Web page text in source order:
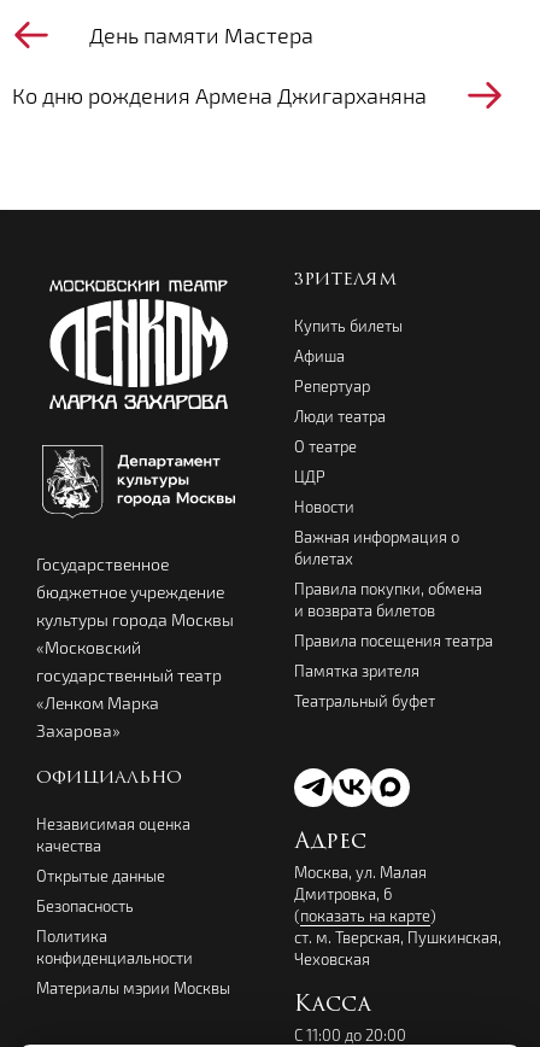
День памяти Мастера
Ко дню рождения Армена Джигарханяна
Государственное
бюджетное учреждение
культуры города Москвы
«Московский
государственный театр
«Ленком Марка
Захарова»
ЗРИТЕЛЯМ
Купить билеты
Афиша
Репертуар
Люди театра
О театре
ЦДР
Новости
Важная информация о
билетах
Правила покупки, обмена
и возврата билетов
Правила посещения театра
Памятка зрителя
Театральный буфет
ОФИЦИАЛЬНО
Независимая оценка
качества
Открытые данные
Безопасность
Политика
конфиденциальности
Материалы мэрии Москвы
Адрес
Москва, ул. Малая
Дмитровка, 6
(показать на карте)
ст. м. Тверская, Пушкинская,
Чеховская
Касса
С 11:00 до 20:00